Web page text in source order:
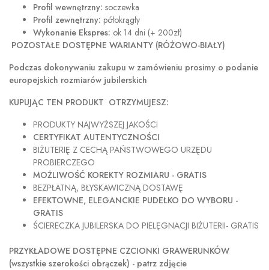
Profil wewnętrzny: soczewka
Profil zewnętrzny: półokrągły
Wykonanie Ekspres: ok 14 dni (+ 200zł)
POZOSTAŁE DOSTĘPNE WARIANTY (RÓŻOWO-BIAŁY)
Podczas dokonywaniu zakupu w zamówieniu prosimy o podanie
europejskich rozmiarów jubilerskich
KUPUJĄC TEN PRODUKT OTRZYMUJESZ:
PRODUKTY NAJWYŻSZEJ JAKOŚCI
CERTYFIKAT AUTENTYCZNOŚCI
BIŻUTERIĘ Z CECHĄ PAŃSTWOWEGO URZĘDU
PROBIERCZEGO
MOŻLIWOŚĆ KOREKTY ROZMIARU - GRATIS
BEZPŁATNĄ, BŁYSKAWICZNĄ DOSTAWĘ
EFEKTOWNE, ELEGANCKIE PUDEŁKO DO WYBORU -
GRATIS
ŚCIERECZKA JUBILERSKA DO PIELĘGNACJI BIŻUTERII- GRATIS
PRZYKŁADOWE DOSTĘPNE CZCIONKI GRAWERUNKÓW
(wszystkie szerokości obrączek) - patrz zdjęcie